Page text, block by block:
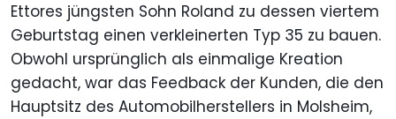
Ettores jüngsten Sohn Roland zu dessen viertem
Geburtstag einen verkleinerten Typ 35 zu bauen.
Obwohl ursprünglich als einmalige Kreation
gedacht, war das Feedback der Kunden, die den
Hauptsitz des Automobilherstellers in Molsheim,